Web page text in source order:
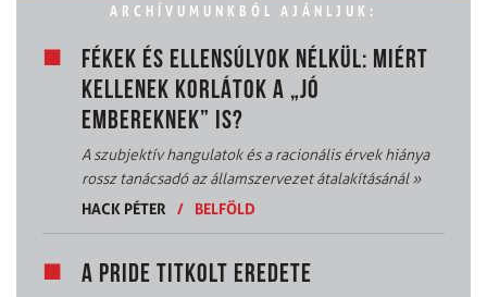
ARCHÍVUMUNKBÓL AJÁNLJUK:
FÉKEK ÉS ELLENSÚLYOK NÉLKÜL: MIÉRT
KELLENEK KORLÁTOK A „JÓ
EMBEREKNEK” IS?
A szubjektív hangulatok és a racionális érvek hiánya
rossz tanácsadó az államszervezet átalakításánál»
HACK PÉTER
/ BELFÖLD
A PRIDE TITKOLT EREDETE